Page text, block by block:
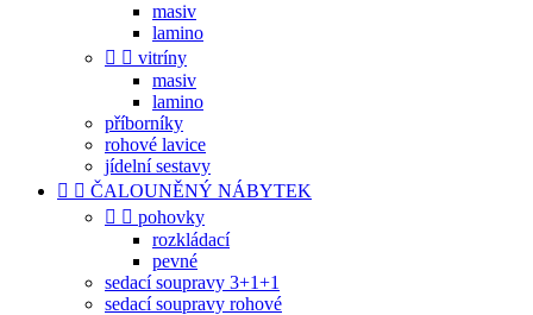
masiv
lamino
  vitríny
masiv
lamino
příborníky
rohové lavice
jídelní sestavy
  ČALOUNĚNÝ NÁBYTEK
  pohovky
rozkládací
pevné
sedací soupravy 3+1+1
sedací soupravy rohové